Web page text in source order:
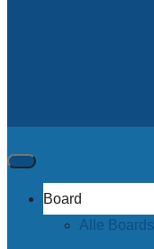
Board
Alle Boards